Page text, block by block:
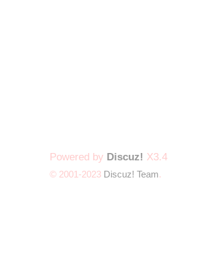
Powered by Discuz! X3.4
© 2001-2023 Discuz! Team.